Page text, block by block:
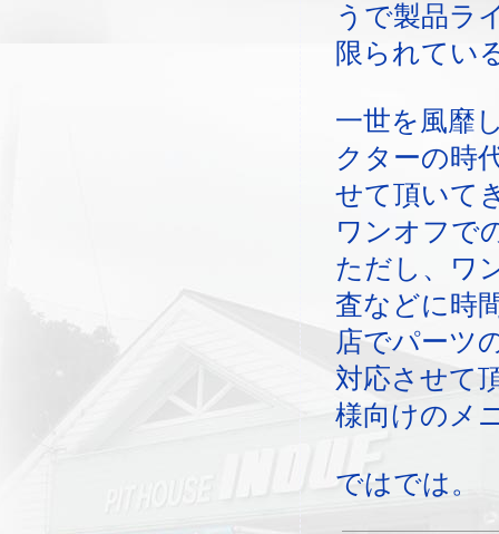
うで製品ラ
限られてい
一世を風靡
クターの時
せて頂いて
ワンオフで
ただし、ワ
査などに時
店でパーツ
対応させて
様向けのメ
ではでは。